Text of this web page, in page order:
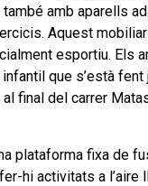
amb aparells
Aquest
esportiu. Els
que s’està
al final del carrer
plataforma fixa de
hi activitats a l’aire